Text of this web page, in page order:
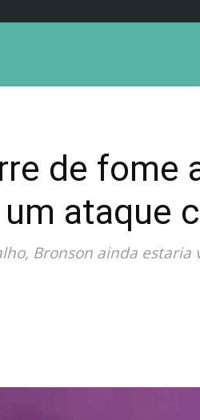
de fome
ataque
Bronson ainda estaria